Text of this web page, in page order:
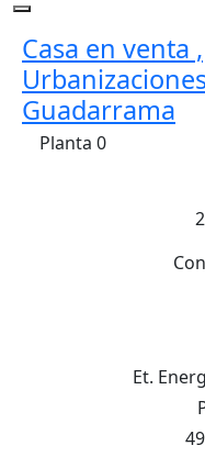
Casa en venta ,
Guadarrama
Planta 0
Et.